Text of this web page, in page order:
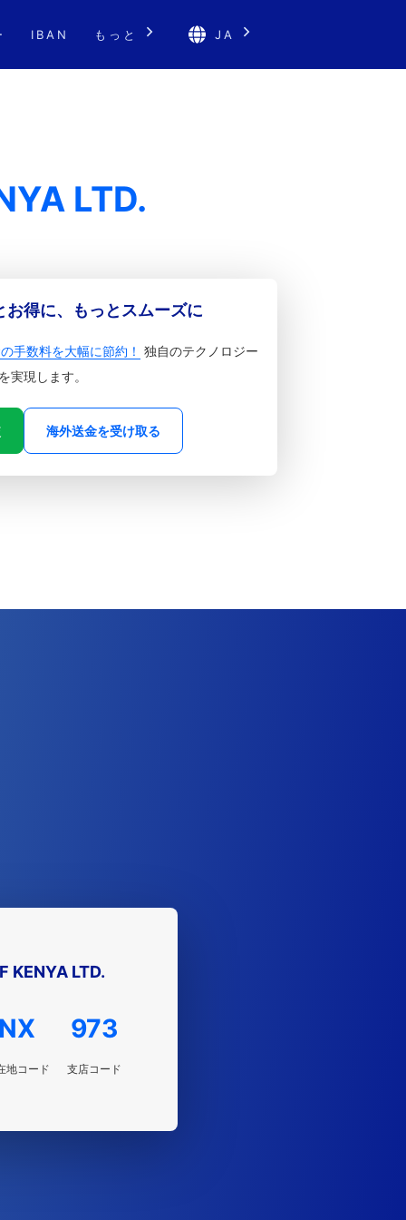
IBAN もっと JA
LTD.
得に、もっとスムーズに
手数料を大幅に節約！ 独自のテクノロジー
実現します。
海外送金を受け取る
KENYA LTD.
地コード
973
支店コード